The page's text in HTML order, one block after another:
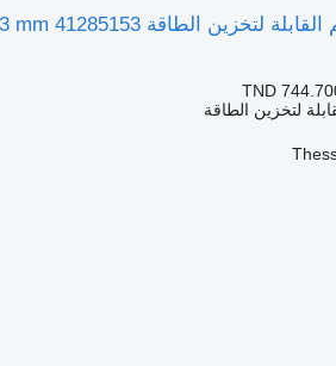
TND
لتخزين الطاقة